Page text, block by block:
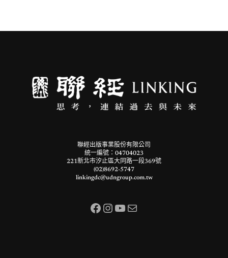
聯經出版事業股份有限公司
統一編號：04704023
221新北市汐止區大同路一段369號
(02)8692-5747
linkingdc@udngroup.com.tw
Facebook InstagramYouTube 電子郵件